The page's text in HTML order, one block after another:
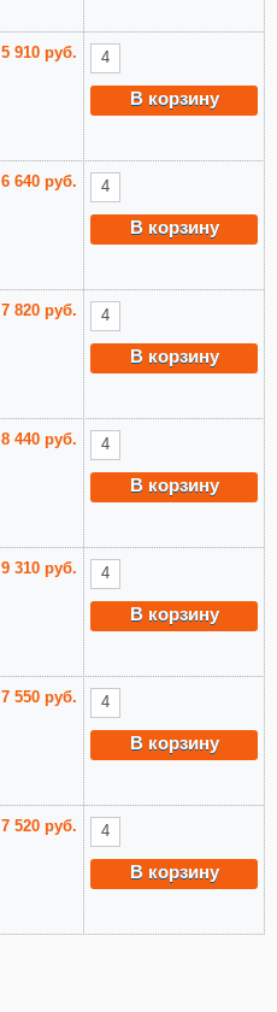
5 910 руб.
В корзину
6 640 руб.
В корзину
7 820 руб.
В корзину
8 440 руб.
В корзину
9 310 руб.
В корзину
7 550 руб.
В корзину
7 520 руб.
В корзину